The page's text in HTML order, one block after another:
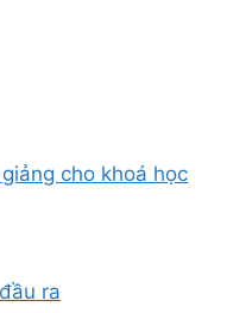
cho khoá học
ra